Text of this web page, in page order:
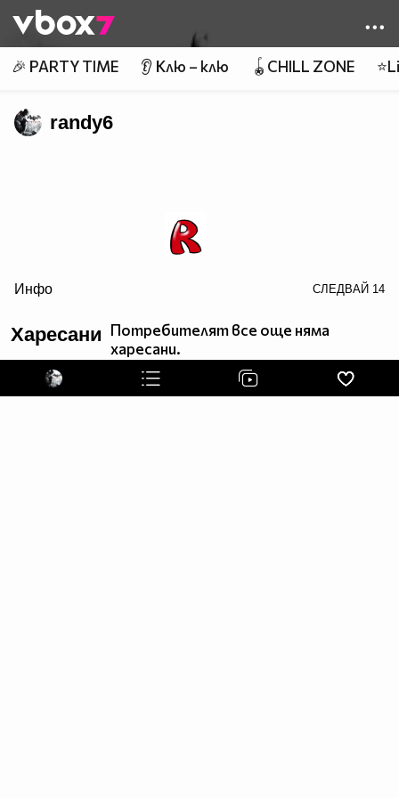
👾
🎉 PARTY TIME 👂 Клю – клю 🪀CHILL ZONE
randy6
border=0>
Инфо СЛЕДВАЙ 14
Харесани Потребителят все още няма
харесани.